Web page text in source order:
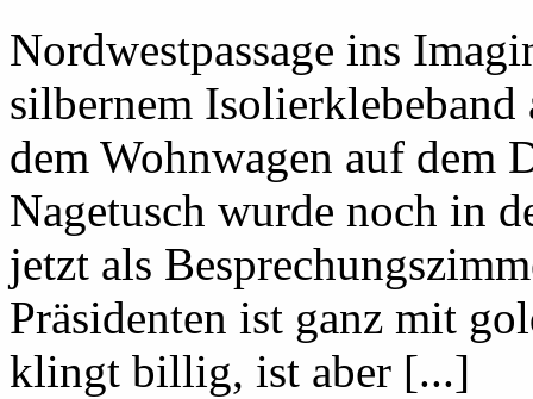
Nordwestpassage ins
silbernem Isolierklebeband
dem Wohnwagen auf dem
Nagetusch wurde noch in
jetzt als
Präsidenten ist ganz mit
klingt billig, ist aber [...]